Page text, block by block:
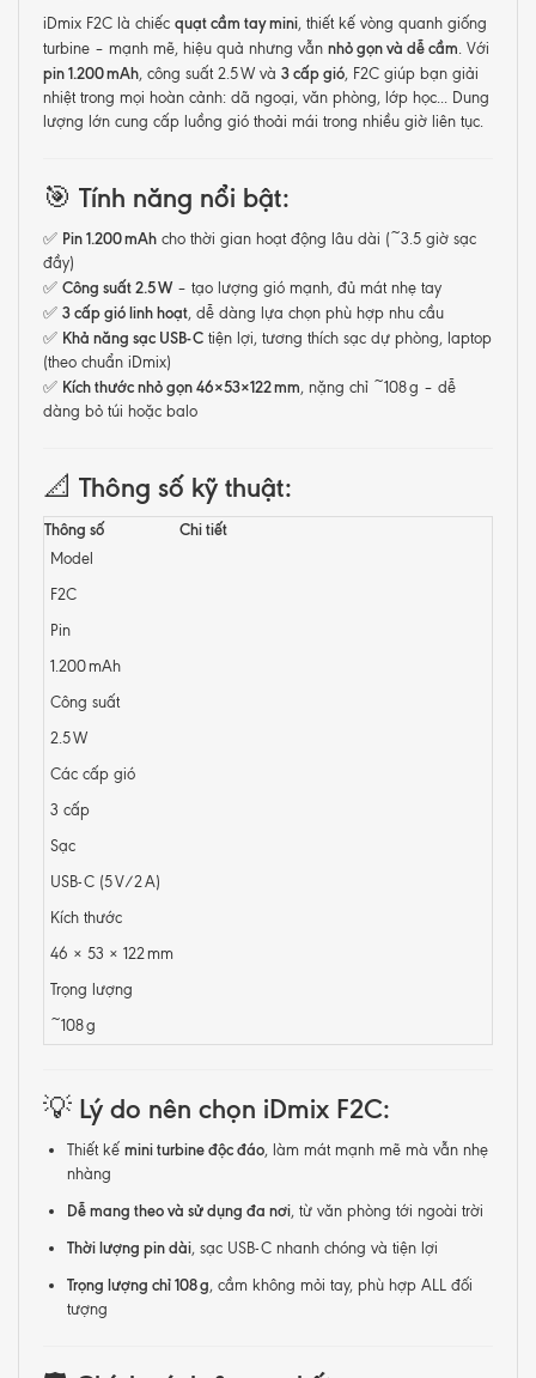
iDmix F2C là chiếc quạt cầm tay mini, thiết kế vòng quanh giống
turbine – mạnh mẽ, hiệu quả nhưng vẫn nhỏ gọn và dễ cầm. Với
pin 1.200 mAh, công suất 2.5 W và 3 cấp gió, F2C giúp bạn giải
nhiệt trong mọi hoàn cảnh: dã ngoại, văn phòng, lớp học... Dung
lượng lớn cung cấp luồng gió thoải mái trong nhiều giờ liên tục.
🎯 Tính năng nổi bật:
✅ Pin 1.200 mAh cho thời gian hoạt động lâu dài (~3.5 giờ sạc
đầy)
✅ Công suất 2.5 W– tạo lượng gió mạnh, đủ mát nhẹ tay
✅ 3 cấp gió linh hoạt, dễ dàng lựa chọn phù hợp nhu cầu
✅ Khả năng sạc USB-C tiện lợi, tương thích sạc dự phòng, laptop
(theo chuẩn iDmix)
✅ Kích thước nhỏ gọn 46×53×122 mm, nặng chỉ ~108 g – dễ
dàng bỏ túi hoặc balo
📐 Thông số kỹ thuật:
Thông số Chi tiết
Model
F2C
Pin
1.200 mAh
Công suất
2.5 W
Các cấp gió
3 cấp
Sạc
USB-C (5 V/2 A)
Kích thước
46 × 53 × 122 mm
Trọng lượng
~108 g
💡 Lý do nên chọn iDmix F2C:
Thiết kế mini turbine độc đáo, làm mát mạnh mẽ mà vẫn nhẹ
nhàng
Dễ mang theo và sử dụng đa nơi, từ văn phòng tới ngoài trời
Thời lượng pin dài, sạc USB-C nhanh chóng và tiện lợi
Trọng lượng chỉ 108 g, cầm không mỏi tay, phù hợp ALL đối
tượng